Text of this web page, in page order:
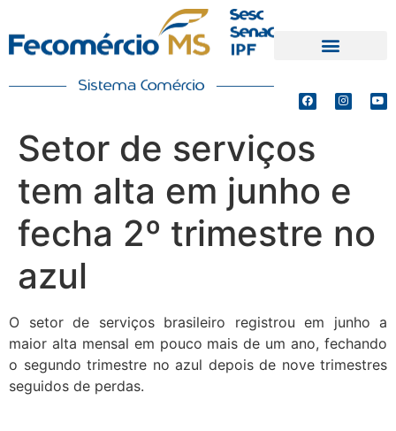
Setor de serviços
tem alta em junho e
fecha 2º trimestre no
azul
O setor de serviços brasileiro registrou em junho a
maior alta mensal em pouco mais de um ano, fechando
o segundo trimestre no azul depois de nove trimestres
seguidos de perdas.